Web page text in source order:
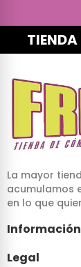
TIENDA
La mayor
acumulamos
en lo que
Información
Legal